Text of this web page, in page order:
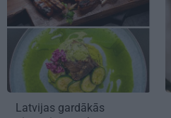
Latvijas gardākās